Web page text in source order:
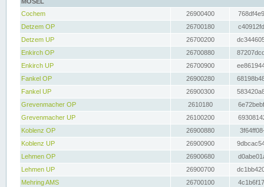
Cochem
26900400
Detzem OP
26700180
Detzem UP
26700200
Enkirch OP
26700880
Enkirch UP
26700900
Fankel OP
26900280
Fankel UP
26900300
Grevenmacher OP
2610180
Grevenmacher UP
26100200
Koblenz OP
26900880
Koblenz UP
26900900
Lehmen OP
26900680
Lehmen UP
26900700
Mehring AMS
26700100